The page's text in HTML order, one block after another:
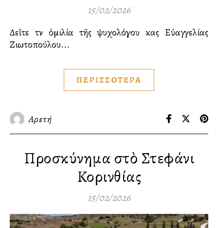
15/02/2026
Δεῖτε τὴν ὁμιλία τῆς ψυχολόγου κας Εὐαγγελίας
Ζιωτοπούλου...
ΠΕΡΙΣΣΟΤΕΡΑ
Αρετή
Προσκύνημα στὸ Στεφάνι
Κορινθίας
15/02/2026